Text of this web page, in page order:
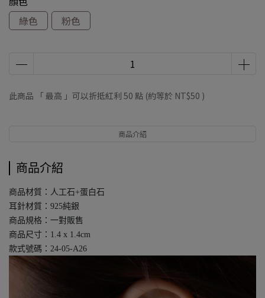
綠色
粉色
此商品 「 最高 」可以折抵紅利 50 點 (約等於 NT$50 )
商品介紹
商品介紹
商品材質：人工石+蛋白石
耳針材質：925純銀
商品規格：一對販售
商品尺寸：1.4 x 1.4cm
款式號碼：24-05-A26